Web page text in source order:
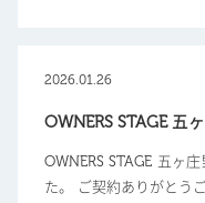
2026.01.26
OWNERS STAGE 五
OWNERS STAGE 五ヶ
た。 ご契約ありがとうご